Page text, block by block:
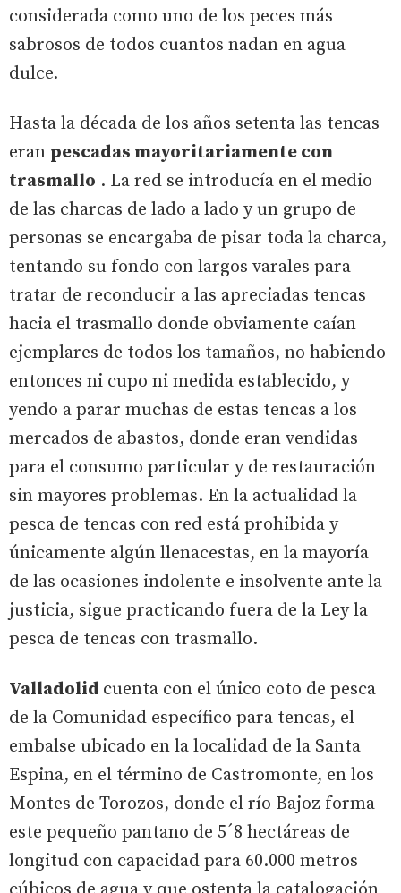
considerada como uno de los peces más
sabrosos de todos cuantos nadan en agua
dulce.
Hasta la década de los años setenta las tencas
eran pescadas mayoritariamente con
trasmallo . La red se introducía en el medio
de las charcas de lado a lado y un grupo de
personas se encargaba de pisar toda la charca,
tentando su fondo con largos varales para
tratar de reconducir a las apreciadas tencas
hacia el trasmallo donde obviamente caían
ejemplares de todos los tamaños, no habiendo
entonces ni cupo ni medida establecido, y
yendo a parar muchas de estas tencas a los
mercados de abastos, donde eran vendidas
para el consumo particular y de restauración
sin mayores problemas. En la actualidad la
pesca de tencas con red está prohibida y
únicamente algún llenacestas, en la mayoría
de las ocasiones indolente e insolvente ante la
justicia, sigue practicando fuera de la Ley la
pesca de tencas con trasmallo.
Valladolid cuenta con el único coto de pesca
de la Comunidad específico para tencas, el
embalse ubicado en la localidad de la Santa
Espina, en el término de Castromonte, en los
Montes de Torozos, donde el río Bajoz forma
este pequeño pantano de 5´8 hectáreas de
longitud con capacidad para 60.000 metros